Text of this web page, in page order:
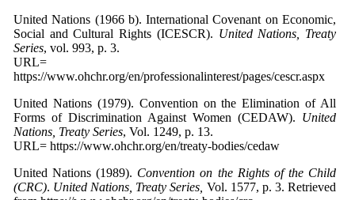
United Nations (1966 b). International Covenant on Economic,
Social and Cultural Rights (ICESCR). United Nations, Treaty
Series, vol. 993, p. 3.
URL=
https://www.ohchr.org/en/professionalinterest/pages/cescr.aspx
United Nations (1979). Convention on the Elimination of All
Forms of Discrimination Against Women (CEDAW). United
Nations, Treaty Series, Vol. 1249, p. 13.
URL= https://www.ohchr.org/en/treaty-bodies/cedaw
United Nations (1989). Convention on the Rights of the Child
(CRC). United Nations, Treaty Series, Vol. 1577, p. 3. Retrieved